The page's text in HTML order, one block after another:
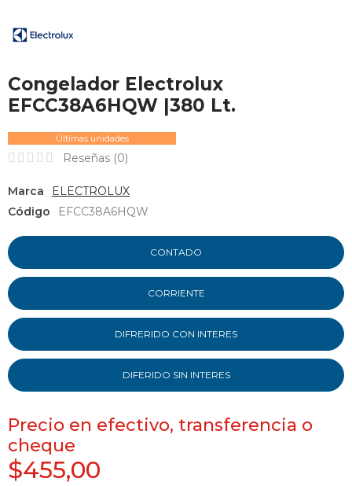
Congelador Electrolux
EFCC38A6HQW |380 Lt.
Últimas unidades
Reseñas (0)
Marca
ELECTROLUX
Código
EFCC38A6HQW
CONTADO
CORRIENTE
DIFRERIDO CON INTERES
DIFERIDO SIN INTERES
Precio en efectivo, transferencia o
cheque
$455,00